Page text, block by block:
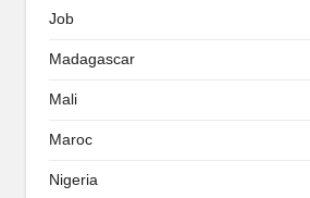
Job
Madagascar
Mali
Maroc
Nigeria